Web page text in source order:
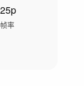
25p
帧率